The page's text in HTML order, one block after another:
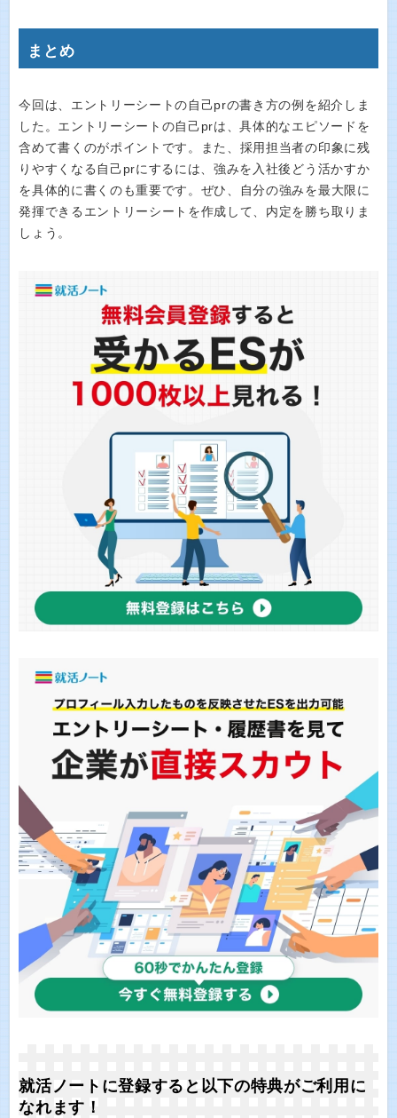
まとめ
今回は、エントリーシートの自己prの書き方の例を紹介しま
した。エントリーシートの自己prは、具体的なエピソードを
含めて書くのがポイントです。また、採用担当者の印象に残
りやすくなる自己prにするには、強みを入社後どう活かすか
を具体的に書くのも重要です。ぜひ、自分の強みを最大限に
発揮できるエントリーシートを作成して、内定を勝ち取りま
しょう。
就活ノートに登録すると以下の特典がご利用に
なれます！